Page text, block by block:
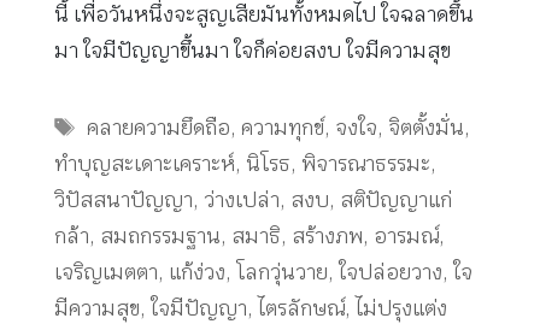
นี้ เพื่อวันหนึ่งจะสูญเสียมันทั้งหมดไป ใจฉลาดขึ้น
มา ใจมีปัญญาขึ้นมา ใจก็ค่อยสงบ ใจมีความสุข
Tags
คลายความยึดถือ,ความทุกข์, จงใจ, จิตตั้งมั่น,
ทำบุญสะเดาะเคราะห์, นิโรธ, พิจารณาธรรมะ,
วิปัสสนาปัญญา, ว่างเปล่า, สงบ, สติปัญญาแก่
กล้า, สมถกรรมฐาน, สมาธิ, สร้างภพ, อารมณ์,
เจริญเมตตา, แก้ง่วง, โลกวุ่นวาย, ใจปล่อยวาง, ใจ
มีความสุข, ใจมีปัญญา, ไตรลักษณ์, ไม่ปรุงแต่ง